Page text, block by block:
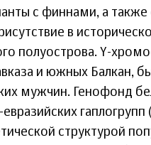
с финнами, а также
в
полуострова. Y-
и южных Балкан,
мужчин. Генофонд
гаплогрупп (
структурой